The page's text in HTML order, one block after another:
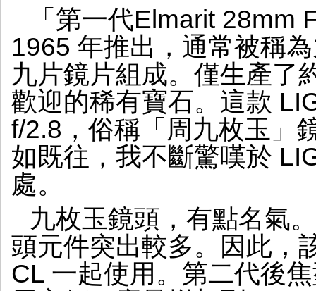
「第一代Elmarit 28mm
1965 年推出，通常被稱
九片鏡片組成。僅生產了
歡迎的稀有寶石。這款
f/2.8，俗稱「周九枚玉」
如既往，我不斷驚嘆於
處。
九枚玉鏡頭，有點名氣
頭元件突出較多。因此，
CL 一起使用。第二代後